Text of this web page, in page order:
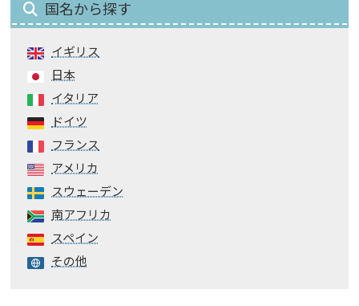
国名から探す
イギリス
日本
イタリア
ドイツ
フランス
アメリカ
スウェーデン
南アフリカ
スペイン
その他